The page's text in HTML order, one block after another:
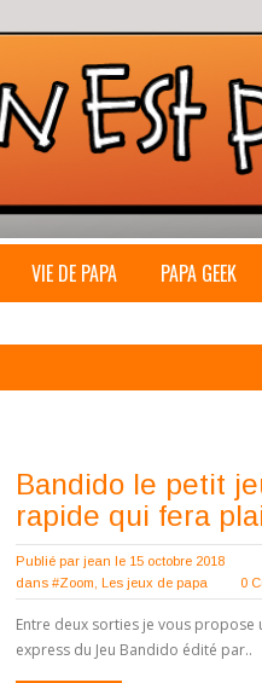
VIE DE PAPA PAPA GEEK
Bandido le petit
rapide qui fera
Publié par jean le 15 octobre 2018
dans #Zoom Les jeux de papa 0
Entre deux sorties je vous propose
express du Jeu Bandido édité par..